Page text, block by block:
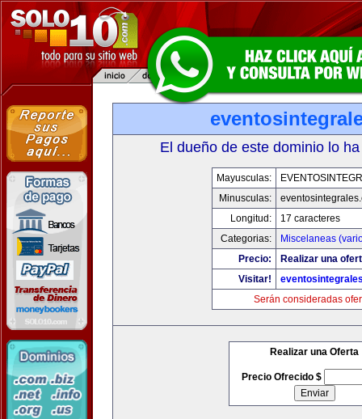
El dueño de este dominio lo
Mayusculas:
Minusculas:
Longitud:
17 caracteres
Categorias:
Miscelaneas
Precio:
Realizar una
Visitar!
Serán consideradas
Realizar una Oferta
Precio Ofrecido $